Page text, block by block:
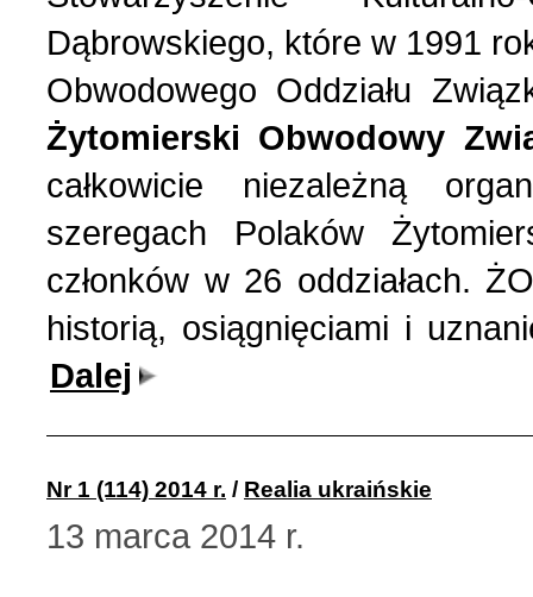
Dąbrowskiego, które w 1991
Obwodowego Oddziału
Żytomierski Obwodowy
całkowicie niezależną
szeregach Polaków
członków w 26 oddziałach.
historią, osiągnięciami i
Dalej
Nr 1 (114) 2014 r. / Realia ukraińskie
13 marca 2014 r.